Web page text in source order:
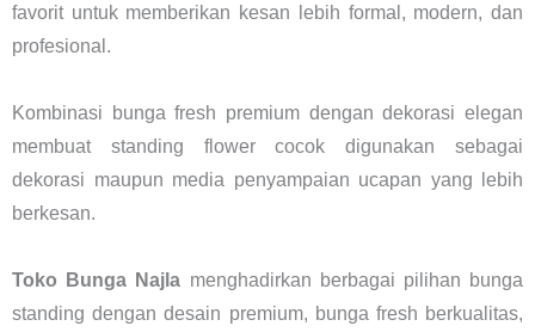
favorit untuk memberikan kesan lebih formal, modern, dan
profesional.
Kombinasi bunga fresh premium dengan dekorasi elegan
membuat standing flower cocok digunakan sebagai
dekorasi maupun media penyampaian ucapan yang lebih
berkesan.
Toko Bunga Najla menghadirkan berbagai pilihan bunga
standing dengan desain premium, bunga fresh berkualitas,